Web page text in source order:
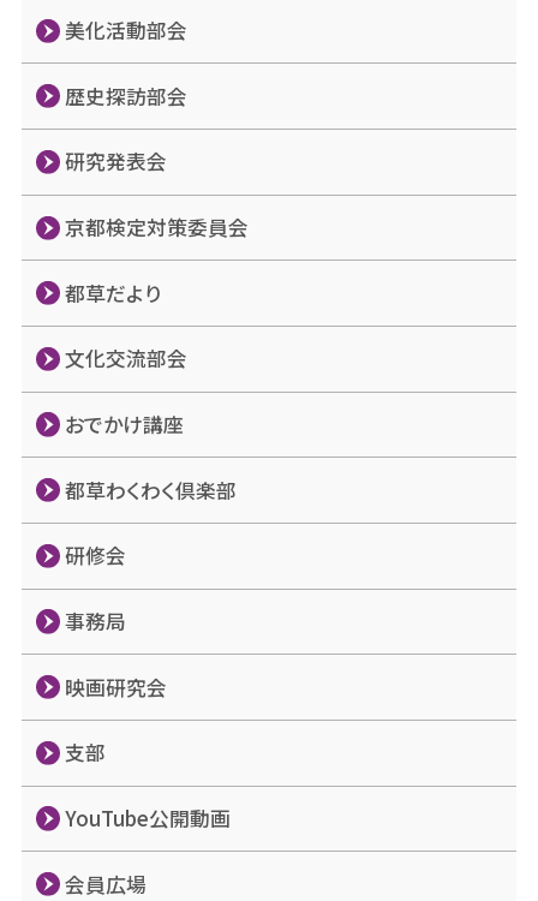
美化活動部会
歴史探訪部会
研究発表会
京都検定対策委員会
都草だより
文化交流部会
おでかけ講座
都草わくわく倶楽部
研修会
事務局
映画研究会
支部
YouTube公開動画
会員広場